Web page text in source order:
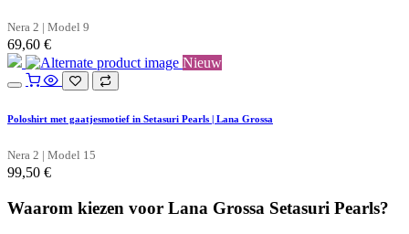
Nera 2 | Model 9
69,60 €
Nieuw
Poloshirt met gaatjesmotief in Setasuri Pearls | Lana Grossa
Nera 2 | Model 15
99,50 €
Waarom kiezen voor Lana Grossa Setasuri Pearls?